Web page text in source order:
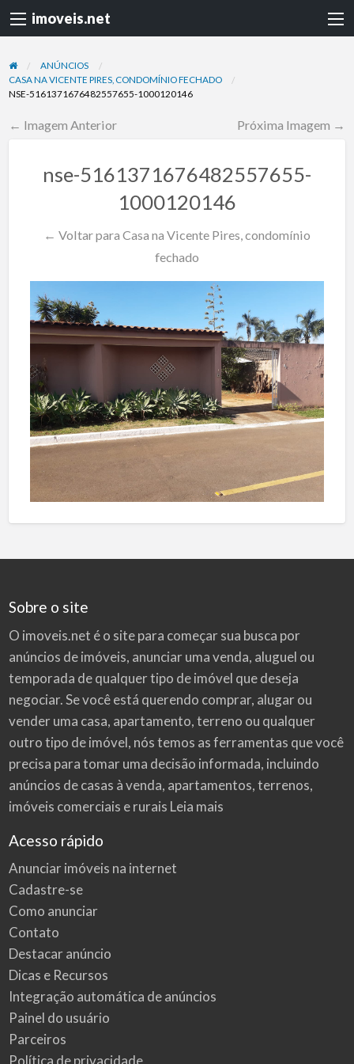
imoveis.net
ANÚNCIOS
CASA NA VICENTE PIRES, CONDOMÍNIO FECHADO
NSE-5161371676482557655-1000120146
← Imagem Anterior Próxima Imagem →
nse-5161371676482557655-
1000120146
← Voltar para Casa na Vicente Pires, condomínio
fechado
Sobre o site
O imoveis.net é o site para começar sua busca por
anúncios de imóveis, anunciar uma venda, aluguel ou
temporada de qualquer tipo de imóvel que deseja
negociar. Se você está querendo comprar, alugar ou
vender uma casa, apartamento, terreno ou qualquer
outro tipo de imóvel, nós temos as ferramentas que você
precisa para tomar uma decisão informada, incluindo
anúncios de casas à venda, apartamentos, terrenos,
imóveis comerciais e rurais Leia mais
Acesso rápido
Anunciar imóveis na internet
Cadastre-se
Como anunciar
Contato
Destacar anúncio
Dicas e Recursos
Integração automática de anúncios
Painel do usuário
Parceiros
Política de privacidade